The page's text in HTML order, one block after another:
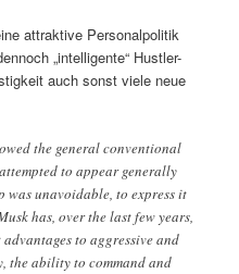
attraktive Personalpolitik
„intelligente“ Hustler-
auch sonst viele neue
the general conventional
to appear generally
unavoidable, to express it
has, over the last few years,
to aggressive and
the ability to command and